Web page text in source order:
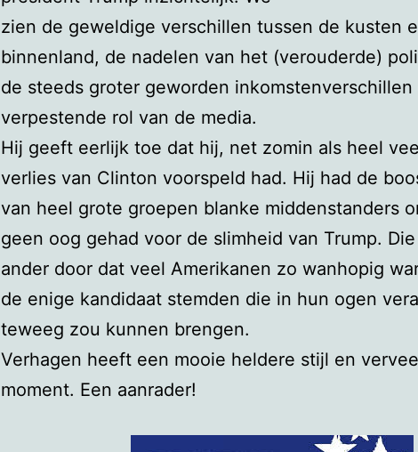
zien de geweldige verschillen tussen de kusten
binnenland, de nadelen van het (verouderde)
de steeds groter geworden inkomstenverschillen
verpestende rol van de media.
Hij geeft eerlijk toe dat hij, net zomin als heel
verlies van Clinton voorspeld had. Hij had de
van heel grote groepen blanke middenstanders
geen oog gehad voor de slimheid van Trump.
ander door dat veel Amerikanen zo wanhopig
de enige kandidaat stemden die in hun ogen
teweeg zou kunnen brengen.
Verhagen heeft een mooie heldere stijl en
moment. Een aanrader!